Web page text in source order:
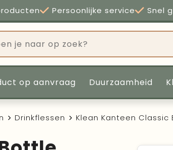
Persoonlijke service Snel
op aanvraag Duurzaamheid
Drinkflessen Klean Kanteen